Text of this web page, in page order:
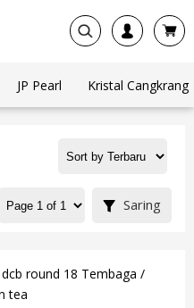
JP Pearl Kristal Cangkrang
Saring
round 18 Tembaga /
tea